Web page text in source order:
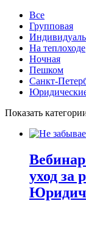
Все
Групповая
На теплоходе
Ночная
Пешком
Санкт-
Показать
уход за